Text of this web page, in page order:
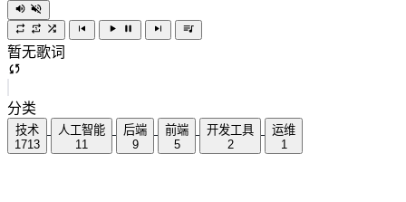
暂无歌词
分类
技术
1713
人工智能
11
后端
9
前端
5
开发工具
2
运维
1